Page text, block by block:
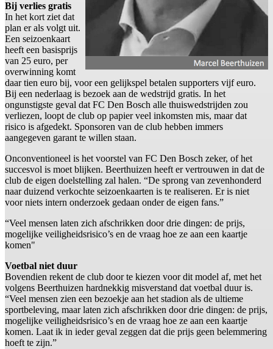
Bij verlies gratis
In het kort ziet dat
plan er als volgt uit.
Een seizoenkaart
heeft een basisprijs
van 25 euro, per
overwinning komt
daar tien euro bij, voor een gelijkspel betalen supporters vijf euro.
Bij een nederlaag is bezoek aan de wedstrijd gratis. In het
ongunstigste geval dat FC Den Bosch alle thuiswedstrijden zou
verliezen, loopt de club op papier veel inkomsten mis, maar dat
risico is afgedekt. Sponsoren van de club hebben immers
aangegeven garant te willen staan.
Onconventioneel is het voorstel van FC Den Bosch zeker, of het
succesvol is moet blijken. Beerthuizen heeft er vertrouwen in dat de
club de eigen doelstelling zal halen. “De sprong van zevenhonderd
naar duizend verkochte seizoenkaarten is te realiseren. Er is niet
voor niets intern onderzoek gedaan onder de eigen fans.”
“Veel mensen laten zich afschrikken door drie dingen: de prijs,
mogelijke veiligheidsrisico’s en de vraag hoe ze aan een kaartje
komen"
Voetbal niet duur
Bovendien rekent de club door te kiezen voor dit model af, met het
volgens Beerthuizen hardnekkig misverstand dat voetbal duur is.
“Veel mensen zien een bezoekje aan het stadion als de ultieme
sportbeleving, maar laten zich afschrikken door drie dingen: de prijs,
mogelijke veiligheidsrisico’s en de vraag hoe ze aan een kaartje
komen. Laat ik in ieder geval zeggen dat die prijs geen belemmering
hoeft te zijn.”